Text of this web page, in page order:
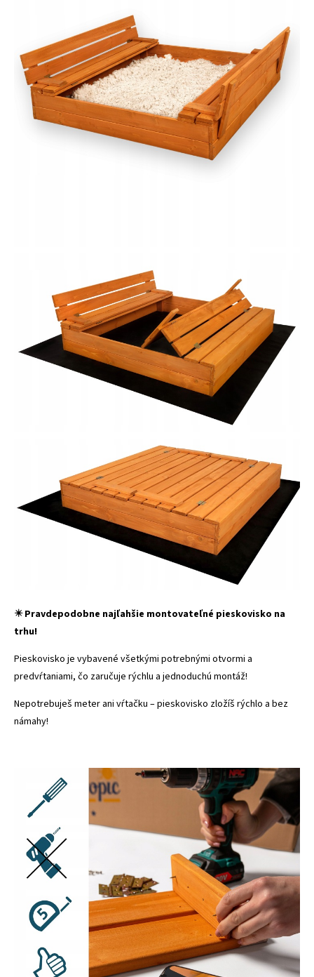
✴️ Pravdepodobne najľahšie montovateľné pieskovisko na
trhu!
Pieskovisko je vybavené všetkými potrebnými otvormi a
predvŕtaniami, čo zaručuje rýchlu a jednoduchú montáž!
Nepotrebuješ meter ani vŕtačku – pieskovisko zložíš rýchlo a bez
námahy!